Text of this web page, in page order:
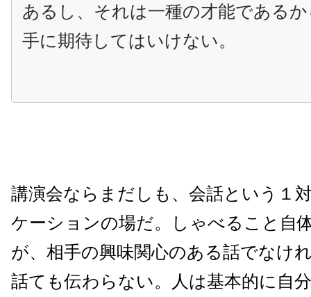
あるし、それは一種の才能である
手に期待してはいけない。
講演会ならまだしも、会話という１
ケーションの場だ。しゃべること自
が、相手の興味関心のある話でなけ
話ても伝わらない。人は基本的に自